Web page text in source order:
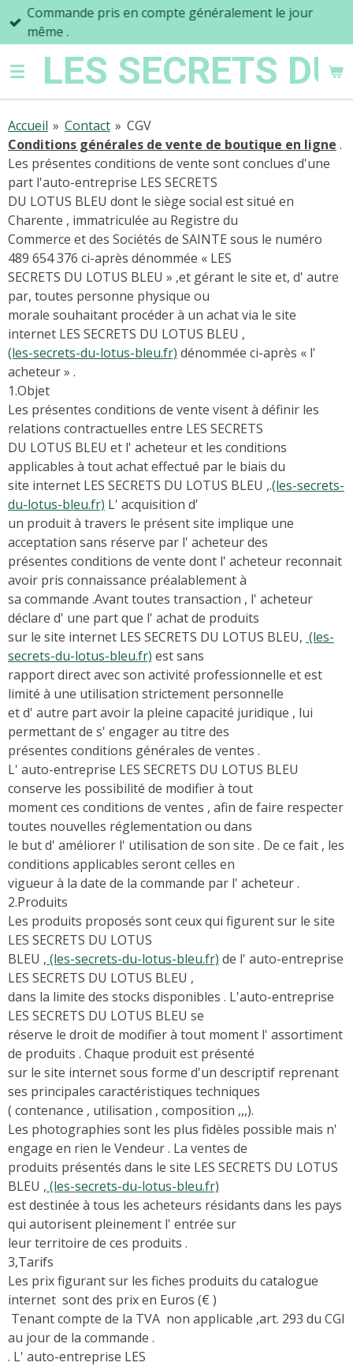
Passer
contenu
principalLES SECRETS
Commande pris en compte généralement le jour
même .
Accueil » Contact » CGV
Conditions générales de vente de boutique en ligne .
Les présentes conditions de vente sont conclues d'une
part l'auto-entreprise LES SECRETS
DU LOTUS BLEU dont le siège social est situé en
Charente , immatriculée au Registre du
Commerce et des Sociétés de SAINTE sous le numéro
489 654 376 ci-après dénommée « LES
SECRETS DU LOTUS BLEU » ,et gérant le site et, d' autre
par, toutes personne physique ou
morale souhaitant procéder à un achat via le site
internet LES SECRETS DU LOTUS BLEU ,
(les-secrets-du-lotus-bleu.fr) dénommée ci-après « l'
acheteur » .
1.Objet
Les présentes conditions de vente visent à définir les
relations contractuelles entre LES SECRETS
DU LOTUS BLEU et l' acheteur et les conditions
applicables à tout achat effectué par le biais du
site internet LES SECRETS DU LOTUS BLEU ,.(les-secrets-
du-lotus-bleu.fr) L' acquisition d'
un produit à travers le présent site implique une
acceptation sans réserve par l' acheteur des
présentes conditions de vente dont l' acheteur reconnait
avoir pris connaissance préalablement à
sa commande .Avant toutes transaction , l' acheteur
déclare d' une part que l' achat de produits
sur le site internet LES SECRETS DU LOTUS BLEU, (les-
secrets-du-lotus-bleu.fr) est sans
rapport direct avec son activité professionnelle et est
limité à une utilisation strictement personnelle
et d' autre part avoir la pleine capacité juridique , lui
permettant de s' engager au titre des
présentes conditions générales de ventes .
L' auto-entreprise LES SECRETS DU LOTUS BLEU
conserve les possibilité de modifier à tout
moment ces conditions de ventes , afin de faire respecter
toutes nouvelles réglementation ou dans
le but d' améliorer l' utilisation de son site . De ce fait , les
conditions applicables seront celles en
vigueur à la date de la commande par l' acheteur .
2.Produits
Les produits proposés sont ceux qui figurent sur le site
LES SECRETS DU LOTUS
BLEU , (les-secrets-du-lotus-bleu.fr) de l' auto-entreprise
LES SECRETS DU LOTUS BLEU ,
dans la limite des stocks disponibles . L'auto-entreprise
LES SECRETS DU LOTUS BLEU se
réserve le droit de modifier à tout moment l' assortiment
de produits . Chaque produit est présenté
sur le site internet sous forme d'un descriptif reprenant
ses principales caractéristiques techniques
( contenance , utilisation , composition ,,,).
Les photographies sont les plus fidèles possible mais n'
engage en rien le Vendeur . La ventes de
produits présentés dans le site LES SECRETS DU LOTUS
BLEU , (les-secrets-du-lotus-bleu.fr)
est destinée à tous les acheteurs résidants dans les pays
qui autorisent pleinement l' entrée sur
leur territoire de ces produits .
3,Tarifs
Les prix figurant sur les fiches produits du catalogue
internet sont des prix en Euros (€ )
Tenant compte de la TVA non applicable ,art. 293 du CGI
au jour de la commande .
. L' auto-entreprise LES